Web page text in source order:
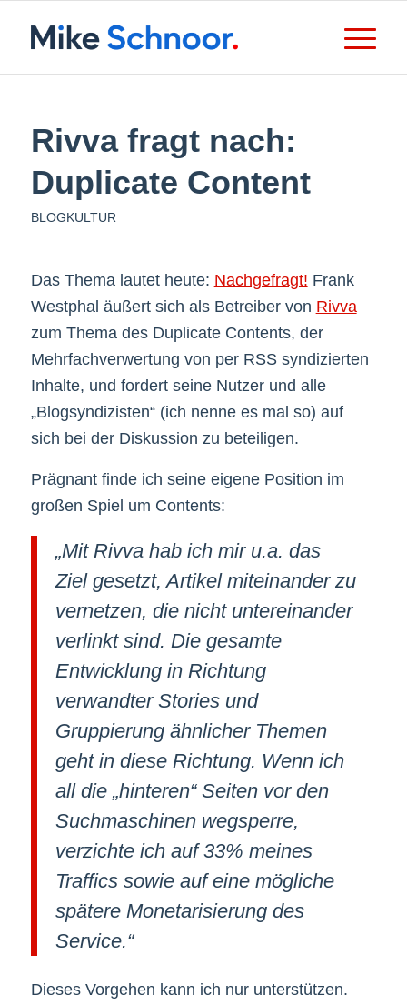
Rivva fragt nach:
Duplicate Content
BLOGKULTUR
Das Thema lautet heute: Nachgefragt! Frank
Westphal äußert sich als Betreiber von Rivva
zum Thema des Duplicate Contents, der
Mehrfachverwertung von per RSS syndizierten
Inhalte, und fordert seine Nutzer und alle
„Blogsyndizisten“ (ich nenne es mal so) auf
sich bei der Diskussion zu beteiligen.
Prägnant finde ich seine eigene Position im
großen Spiel um Contents:
„Mit Rivva hab ich mir u.a. das
Ziel gesetzt, Artikel miteinander zu
vernetzen, die nicht untereinander
verlinkt sind. Die gesamte
Entwicklung in Richtung
verwandter Stories und
Gruppierung ähnlicher Themen
geht in diese Richtung. Wenn ich
all die „hinteren“ Seiten vor den
Suchmaschinen wegsperre,
verzichte ich auf 33% meines
Traffics sowie auf eine mögliche
spätere Monetarisierung des
Service.“
Dieses Vorgehen kann ich nur unterstützen.